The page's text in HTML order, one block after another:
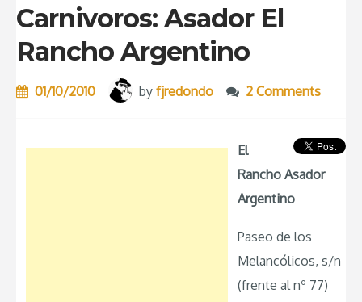
Carnivoros: Asador El
Rancho Argentino
01/10/2010 by fjredondo 2 Comments
El
Rancho Asador
Argentino
Paseo de los
Melancólicos, s/n
(frente al nº 77)